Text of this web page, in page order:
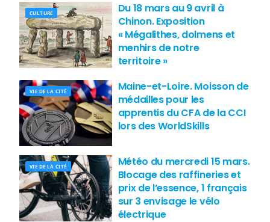
CULTURE
Du 18 mars au 9 avril à
Chinon. Exposition
« Mégalithes, dolmens et
menhirs de notre
territoire »
VIE DE LA CITÉ
Maine-et-Loire. Moisson de
médailles pour les
apprentis du CFA de la CCI
lors des WorldSkills
VIE DE LA CITÉ
Météo du mercredi 15 mars.
Blocage des raffineries et
prix de l’essence, 1 français
sur 3 envisage le vélo
électrique